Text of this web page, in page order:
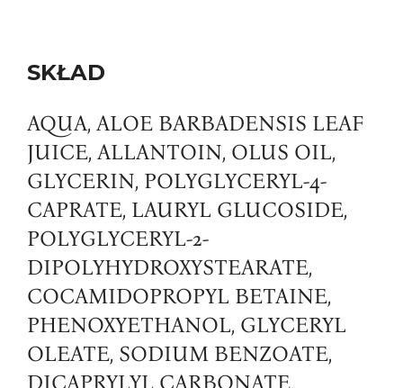
SKŁAD
AQUA, ALOE BARBADENSIS LEAF
JUICE, ALLANTOIN, OLUS OIL,
GLYCERIN, POLYGLYCERYL-4-
CAPRATE, LAURYL GLUCOSIDE,
POLYGLYCERYL-2-
DIPOLYHYDROXYSTEARATE,
COCAMIDOPROPYL BETAINE,
PHENOXYETHANOL, GLYCERYL
OLEATE, SODIUM BENZOATE,